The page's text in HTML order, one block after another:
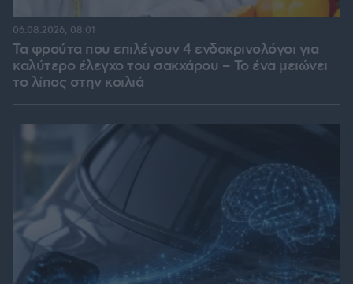
Τα φρούτα που επιλέγουν 4 ενδοκρινολόγοι για
καλύτερο έλεγχο του σακχάρου – Το ένα μειώνει
το λίπος στην κοιλιά
06.08.2026, 08:01